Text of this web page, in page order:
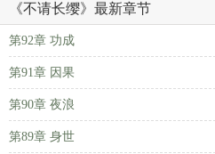
《不请长缨》最新章节
第92章 功成
第91章 因果
第90章 夜浪
第89章 身世